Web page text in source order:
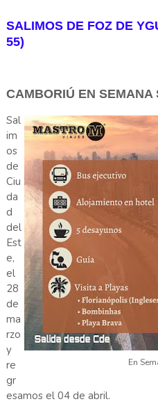
SALIMOS DE FOZ DE
55)
CAMBORIÚ EN SEMANA
En
Sal
im
os
de
Ciu
da
d
del
Est
e,
el
28
de
ma
rzo
y
re
gr
esamos el 04 de abril.